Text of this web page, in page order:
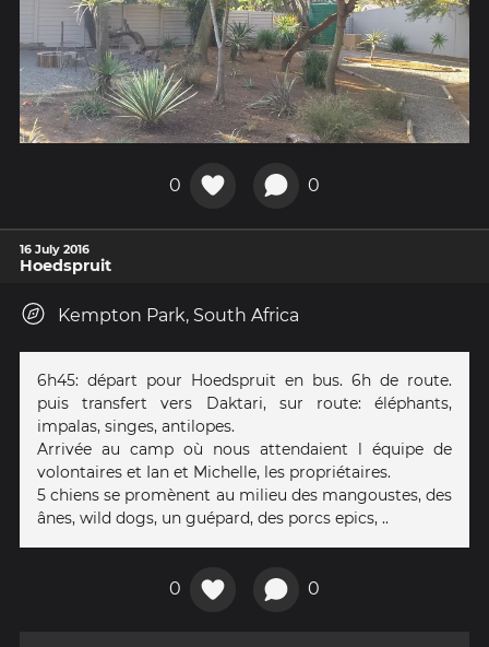
0 0
16 July 2016
Hoedspruit
Kempton Park, South Africa
6h45: départ pour Hoedspruit en bus. 6h de route.
puis transfert vers Daktari, sur route: éléphants,
impalas, singes, antilopes.
Arrivée au camp où nous attendaient l équipe de
volontaires et Ian et Michelle, les propriétaires.
5 chiens se promènent au milieu des mangoustes, des
ânes, wild dogs, un guépard, des porcs epics, ..
0 0